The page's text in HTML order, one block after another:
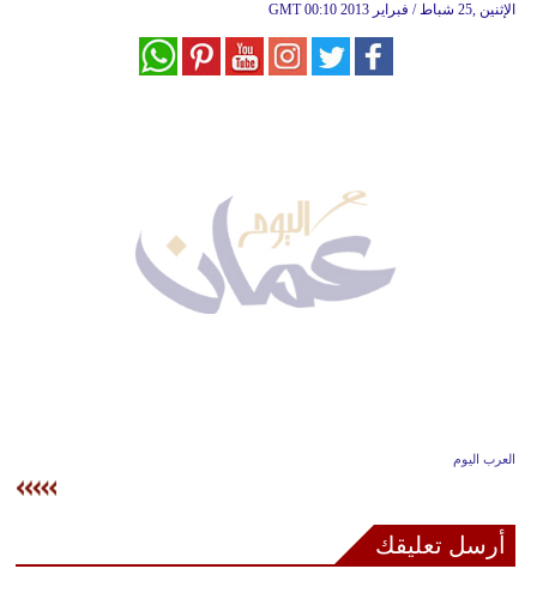
بيئة
GMT 00:10 2013 الإثنين ,25 شباط / فبراير
العرب اليوم
أرسل تعليقك